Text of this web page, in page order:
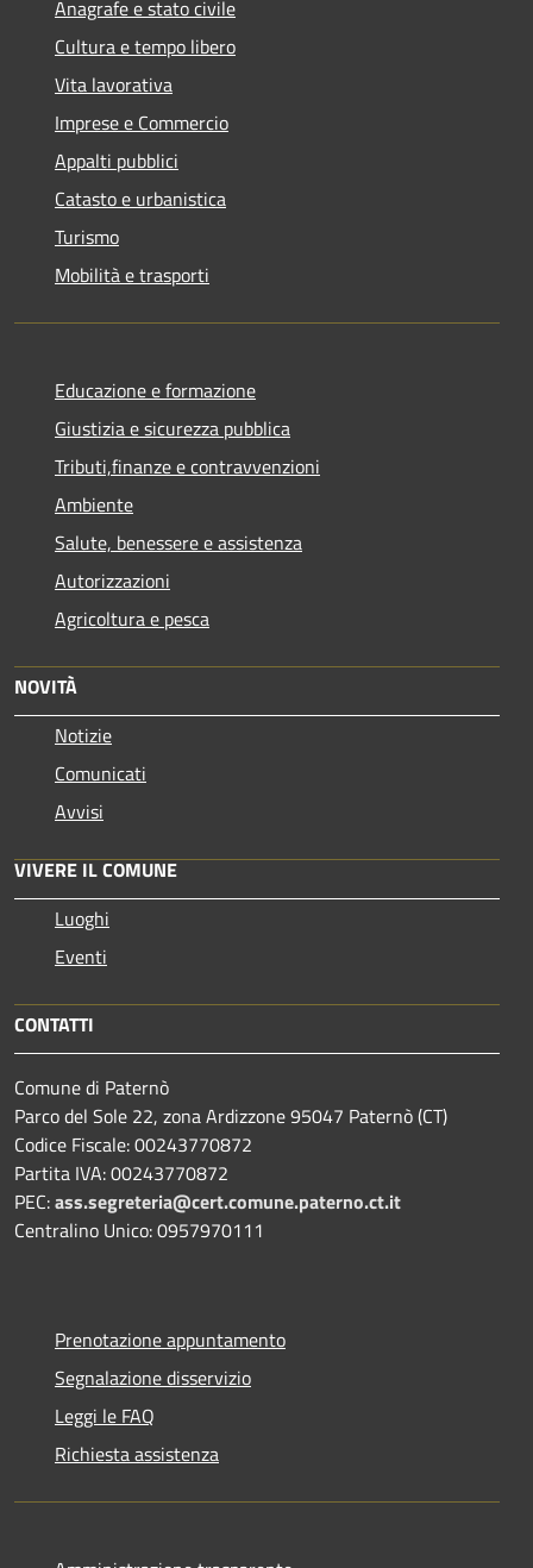
Anagrafe e stato civile
Cultura e tempo libero
Vita lavorativa
Imprese e Commercio
Appalti pubblici
Catasto e urbanistica
Turismo
Mobilità e trasporti
Educazione e formazione
Giustizia e sicurezza pubblica
Tributi,finanze e contravvenzioni
Ambiente
Salute, benessere e assistenza
Autorizzazioni
Agricoltura e pesca
NOVITÀ
Notizie
Comunicati
Avvisi
VIVERE IL COMUNE
Luoghi
Eventi
CONTATTI
Comune di Paternò
Parco del Sole 22, zona Ardizzone 95047 Paternò (CT)
Codice Fiscale: 00243770872
Partita IVA: 00243770872
PEC:ass.segreteria@cert.comune.paterno.ct.it
Centralino Unico: 0957970111
Prenotazione appuntamento
Segnalazione disservizio
Leggi le FAQ
Richiesta assistenza